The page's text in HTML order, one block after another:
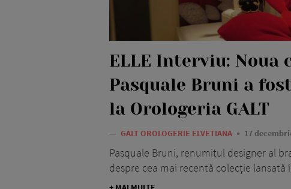
ELLE Interviu: Noua
Pasquale Bruni a
la Orologeria GALT
— GALT OROLOGERIE ELVETIANA 17
Pasquale Bruni, renumitul designer al
despre cea mai recentă colecție lansată